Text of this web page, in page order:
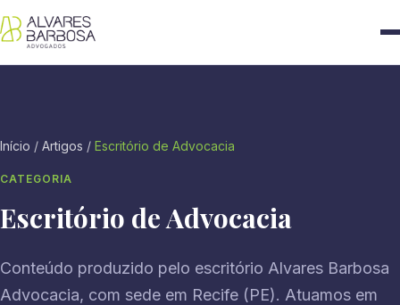
Início / Artigos / Escritório de Advocacia
CATEGORIA
Escritório de Advocacia
Conteúdo produzido pelo escritório Alvares Barbosa
Advocacia, com sede em Recife (PE). Atuamos em